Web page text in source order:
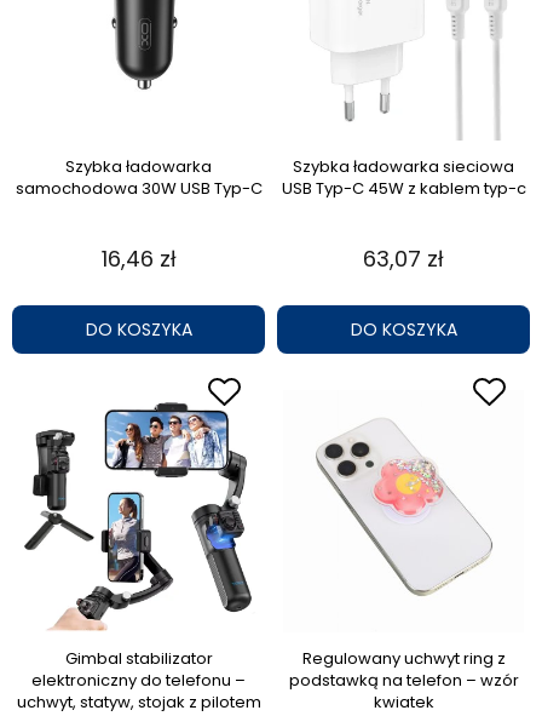
Szybka ładowarka
samochodowa 30W USB Typ-C
16,46 zł
DO KOSZYKA
Szybka ładowarka sieciowa
USB Typ-C 45W z kablem typ-c
63,07 zł
DO KOSZYKA
Gimbal stabilizator
elektroniczny do telefonu –
uchwyt, statyw, stojak z pilotem
Regulowany uchwyt ring z
podstawką na telefon – wzór
kwiatek